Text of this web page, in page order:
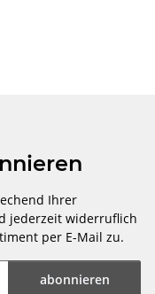
Ihrer
jederzeit widerruflich
per E-Mail zu.
abonnieren